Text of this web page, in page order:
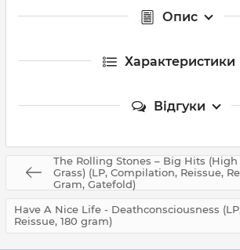
Опис
Характеристики
Відгуки
The Rolling Stones – Big Hits
Grass) (LP, Compilation, Reissue,
Gram, Gatefold)
Have A Nice Life - Deathconsciousness
Reissue, 180 gram)